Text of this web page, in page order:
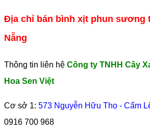
Địa chỉ bán bình xịt phun sương
Nẵng
Thông tin liên hệ Công ty TNHH Cây
Hoa Sen Việt
Cơ sở 1: 573 Nguyễn Hữu Thọ - Cẩm
0916 700 968